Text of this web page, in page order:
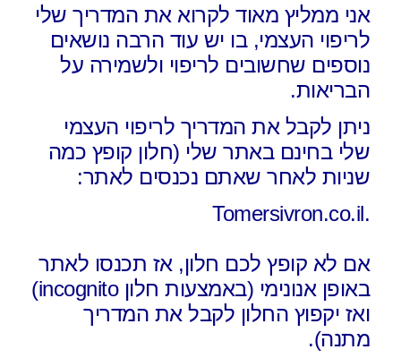
אני ממליץ מאוד לקרוא את המדריך שלי
לריפוי העצמי, בו יש עוד הרבה נושאים
נוספים שחשובים לריפוי ולשמירה על
הבריאות.
ניתן לקבל את המדריך לריפוי העצמי
שלי בחינם באתר שלי (חלון קופץ כמה
שניות לאחר שאתם נכנסים לאתר:
.Tomersivron.co.il
אם לא קופץ לכם חלון, אז תכנסו לאתר
באופן אנונימי (באמצעות חלון incognito)
ואז יקפוץ החלון לקבל את המדריך
מתנה).